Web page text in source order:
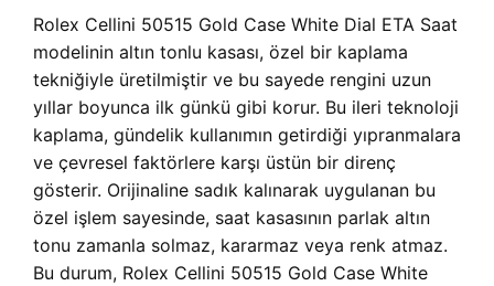
Rolex Cellini 50515 Gold Case White Dial ETA Saat
modelinin altın tonlu kasası, özel bir kaplama
tekniğiyle üretilmiştir ve bu sayede rengini uzun
yıllar boyunca ilk günkü gibi korur. Bu ileri teknoloji
kaplama, gündelik kullanımın getirdiği yıpranmalara
ve çevresel faktörlere karşı üstün bir direnç
gösterir. Orijinaline sadık kalınarak uygulanan bu
özel işlem sayesinde, saat kasasının parlak altın
tonu zamanla solmaz, kararmaz veya renk atmaz.
Bu durum, Rolex Cellini 50515 Gold Case White